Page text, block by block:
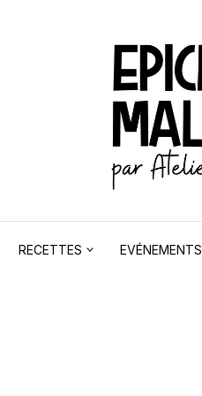
RECETTES EVÉNEMENTS